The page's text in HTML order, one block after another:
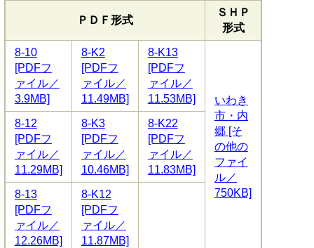
ＰＤＦ形式
ＳＨＰ
形式
8-10
[PDFフ
ァイル／
3.9MB]
8-K2
[PDFフ
ァイル／
11.49MB]
8-K13
[PDFフ
ァイル／
11.53MB]
いわき
市・内
郷 [そ
の他の
ファイ
ル／
750KB]
8-12
[PDFフ
ァイル／
11.29MB]
8-K3
[PDFフ
ァイル／
10.46MB]
8-K22
[PDFフ
ァイル／
11.83MB]
8-13
[PDFフ
ァイル／
12.26MB]
8-K12
[PDFフ
ァイル／
11.87MB]